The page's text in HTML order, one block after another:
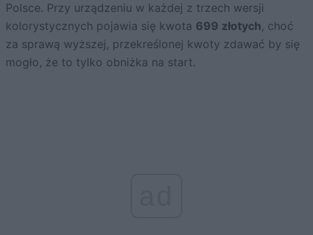
Polsce. Przy urządzeniu w każdej z trzech wersji
kolorystycznych pojawia się kwota 699 złotych, choć
za sprawą wyższej, przekreślonej kwoty zdawać by się
mogło, że to tylko obniżka na start.